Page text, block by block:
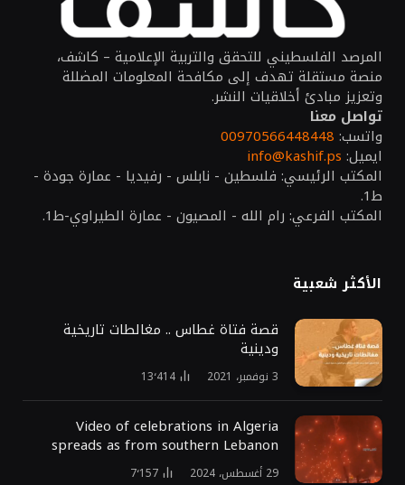
المرصد الفلسطيني للتحقق والتربية الإعلامية – كاشف،
منصة مستقلة تهدف إلى مكافحة المعلومات المضللة
وتعزيز مبادئ أخلاقيات النشر.
تواصل معنا
واتسب: 00970566448448
ايميل: info@kashif.ps
المكتب الرئيسي: فلسطين - نابلس - رفيديا - عمارة جودة -
ط1.
المكتب الفرعي: رام الله - المصيون - عمارة الطيراوي-ط1.
الأكثر شعبية
قصة فتاة غطاس .. مغالطات تاريخية
ودينية
3 نوفمبر، 2021 13٬414
Video of celebrations in Algeria
spreads as from southern Lebanon
29 أغسطس، 2024 7٬157